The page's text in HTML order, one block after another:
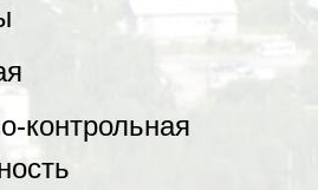
контрольная